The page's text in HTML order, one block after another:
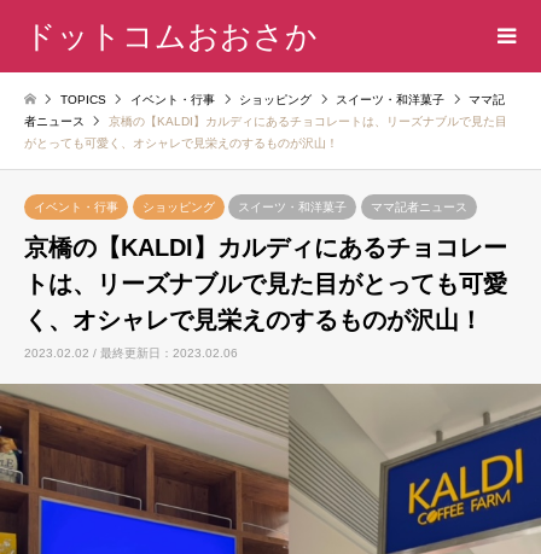
ドットコムおおさか
TOPICS イベント・行事 ショッピング スイーツ・和洋菓子
ママ記
者ニュース
京橋の【KALDI】カルディにあるチョコレートは、リーズナブルで見た目
がとっても可愛く、オシャレで見栄えのするものが沢山！
イベント・行事 ショッピング スイーツ・和洋菓子 ママ記者ニュース
京橋の【KALDI】カルディにあるチョコレー
トは、リーズナブルで見た目がとっても可愛
く、オシャレで見栄えのするものが沢山！
2023.02.02 / 最終更新日：2023.02.06